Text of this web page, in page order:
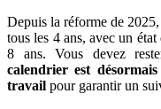
Depuis la réforme de
tous les 4 ans, avec un
8 ans. Vous devez
calendrier est
travail pour garantir un